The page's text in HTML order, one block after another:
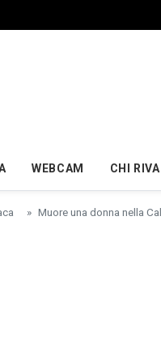
WEBCAM CHI
Muore una donna nella